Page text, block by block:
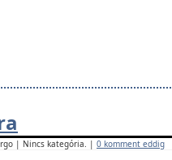
| Nincs kategória. | 0 komment eddig